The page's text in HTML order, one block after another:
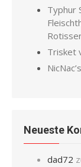
Typhur
Trisket
Neueste
dad72